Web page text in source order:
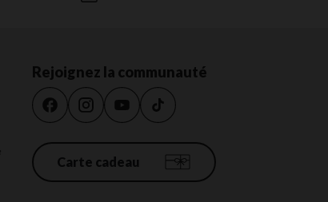
Rejoignez la communauté
Carte cadeau